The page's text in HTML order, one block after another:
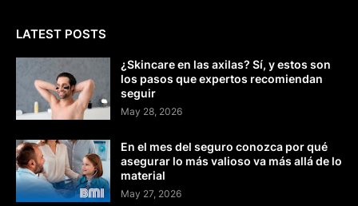
LATEST POSTS
¿Skincare en las axilas? Sí, y estos son
los pasos que expertos recomiendan
seguir
May 28, 2026
En el mes del seguro conozca por qué
asegurar lo más valioso va más allá de lo
material
May 27, 2026